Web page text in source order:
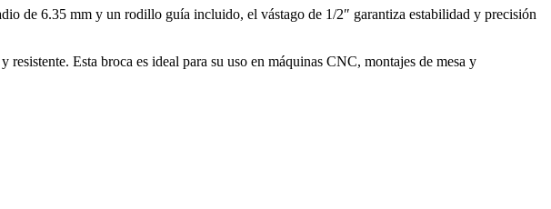
de 6.35 mm y un rodillo guía incluido, el vástago de 1/2″ garantiza estabilidad y precisión
Esta broca es ideal para su uso en máquinas CNC, montajes de mesa y